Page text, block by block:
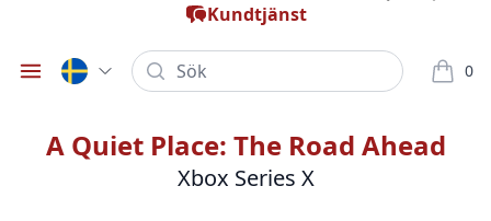
Kundtjänst
Öppna meny
Sök 0
varor i
A Quiet Place: The Road Ahead
Xbox Series X